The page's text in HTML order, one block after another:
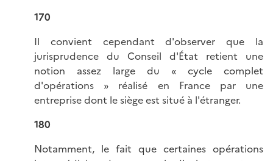
170
Il convient cependant d'observer que la
jurisprudence du Conseil d'État retient une
notion assez large du « cycle complet
d'opérations » réalisé en France par une
entreprise dont le siège est situé à l'étranger.
180
Notamment, le fait que certaines opérations